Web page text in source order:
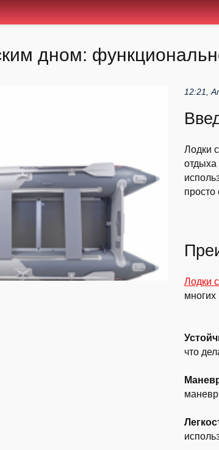
дном:
12:21,
Лодки
отдыха
просто
Лодки
что